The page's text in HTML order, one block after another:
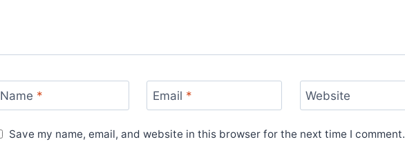
Name * Email * Website
Save my name, email, and website in this browser for the next time I comment.